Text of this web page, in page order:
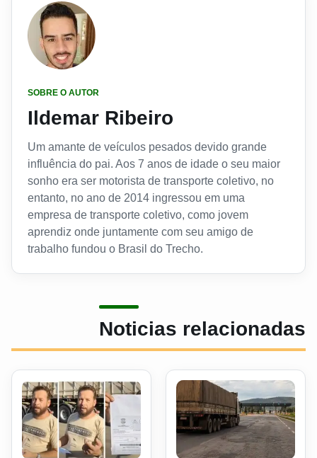
SOBRE O AUTOR
Ildemar Ribeiro
Um amante de veículos pesados devido grande
influência do pai. Aos 7 anos de idade o seu maior
sonho era ser motorista de transporte coletivo, no
entanto, no ano de 2014 ingressou em uma
empresa de transporte coletivo, como jovem
aprendiz onde juntamente com seu amigo de
trabalho fundou o Brasil do Trecho.
Noticias relacionadas